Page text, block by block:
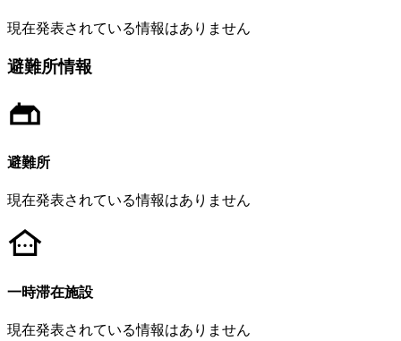
現在発表されている情報はありません
避難所情報
避難所
現在発表されている情報はありません
一時滞在施設
現在発表されている情報はありません